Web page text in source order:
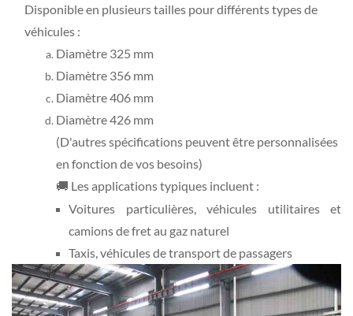
Disponible en plusieurs tailles pour différents types de
véhicules :
Diamètre 325 mm
Diamètre 356 mm
Diamètre 406 mm
Diamètre 426 mm
(D'autres spécifications peuvent être personnalisées
en fonction de vos besoins)
🚚 Les applications typiques incluent :
Voitures particulières, véhicules utilitaires et
camions de fret au gaz naturel
Taxis, véhicules de transport de passagers